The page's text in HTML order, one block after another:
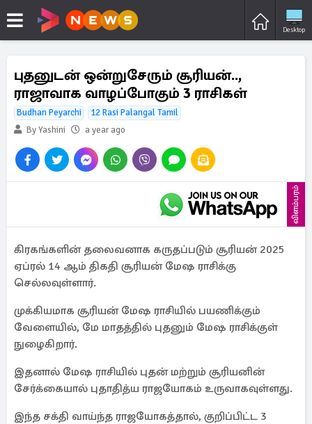
Desktop
புதனுடன் ஒன்றுசேரும் சூரியன்..,
ராஜாவாக வாழப்போகும் 3 ராசிகள்
Budhan Peyarchi
12 Rasi Palangal Tamil
By Yashini
a year ago
விளம்பரம்
கிரகங்களின் தலைவனாக கருதப்படும் சூரியன் 2025
ஏப்ரல் 14 ஆம் திகதி சூரியன் மேஷ ராசிக்கு
செல்லவுள்ளார்.
முக்கியமாக சூரியன் மேஷ ராசியில் பயணிக்கும்
வேளையில், மே மாதத்தில் புதனும் மேஷ ராசிக்குள்
நுழைகிறார்.
இதனால் மேஷ ராசியில் புதன் மற்றும் சூரியனின்
சேர்க்கையால் புதாதித்ய ராஜயோகம் உருவாகவுள்ளது.
இந்த சக்தி வாய்ந்த ராஜயோகத்தால், குறிப்பிட்ட 3